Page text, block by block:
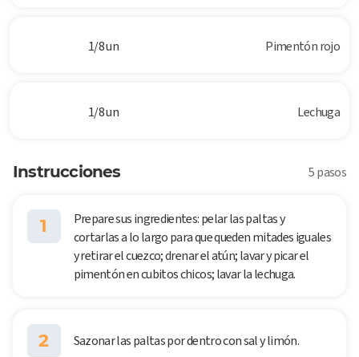
1/8 un Pimentón rojo
1/8 un Lechuga
Instrucciones 5 pasos
1
Prepare sus ingredientes: pelar las paltas y
cortarlas a lo largo para que queden mitades iguales
y retirar el cuezco; drenar el atún; lavar y picar el
pimentón en cubitos chicos; lavar la lechuga.
2 Sazonar las paltas por dentro con sal y limón.